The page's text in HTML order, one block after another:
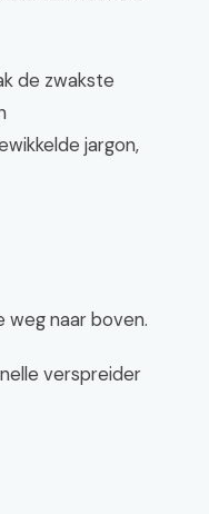
de zwakste
jargon,
weg naar boven.
verspreider